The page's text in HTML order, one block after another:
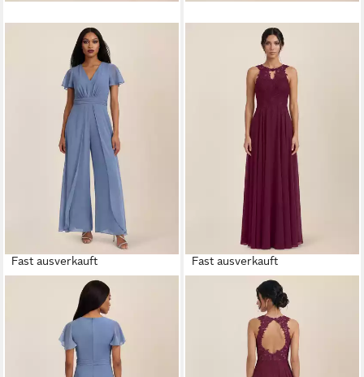
Fast ausverkauft
Jumpsuit mit
fließendem Beinverlauf
195,99 € UVP 229,90 €
Fast ausverkauft
Abendkleid mit
floraler Spitze und Chiffon